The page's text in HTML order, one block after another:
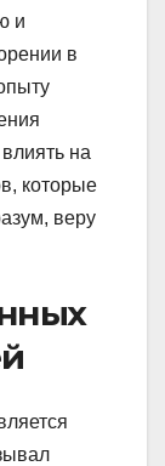
и
в
на
которые
веру